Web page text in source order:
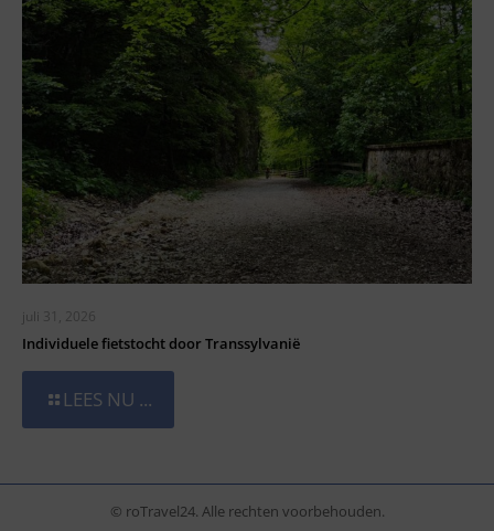
juli 31, 2026
Individuele fietstocht door Transsylvanië
LEES NU ...
© roTravel24. Alle rechten voorbehouden.